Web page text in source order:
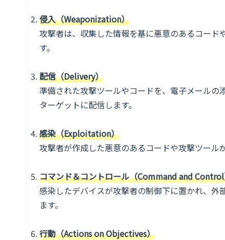
侵入（Weaponization）
攻撃者は、収集した情報を基に悪意のあるコー
す。
配信（Delivery）
準備された攻撃ツールやコードを、電子メール
ターゲットに配信します。
感染（Exploitation）
攻撃者が作成した悪意のあるコードや攻撃ツール
コマンド＆コントロール（Command and
感染したデバイスが攻撃者の制御下に置かれ、
ます。
行動（Actions on Objectives）